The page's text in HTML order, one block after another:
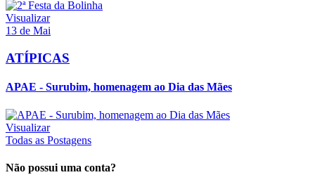
Visualizar
13 de Mai
ATÍPICAS
APAE - Surubim, homenagem ao Dia das Mães
Visualizar
Todas as Postagens
Não possui uma conta?